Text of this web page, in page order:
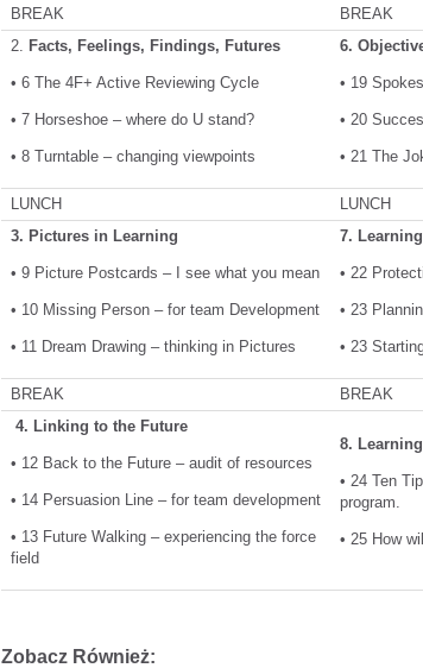
BREAK
BREAK
2. Facts, Feelings, Findings, Futures
• 6 The 4F+ Active Reviewing Cycle
• 7 Horseshoe – where do U stand?
• 8 Turntable – changing viewpoints
6.
• 19
• 20
• 21 The
LUNCH
LUNCH
3. Pictures in Learning
• 9 Picture Postcards – I see what you mean
• 10 Missing Person – for team Development
• 11 Dream Drawing – thinking in Pictures
7.
• 22
• 23
• 23
BREAK
BREAK
4. Linking to the Future
• 12 Back to the Future – audit of resources
• 14 Persuasion Line – for team development
• 13 Future Walking – experiencing the force
field
8.
• 24 Ten
program.
• 25 How
Zobacz Również: